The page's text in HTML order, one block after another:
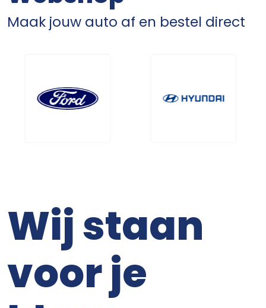
Maak jouw auto af en bestel direct
Wij staan
voor je